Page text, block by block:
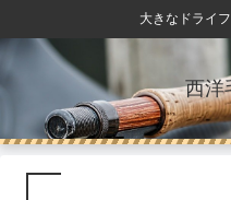
大きなドライ
西洋